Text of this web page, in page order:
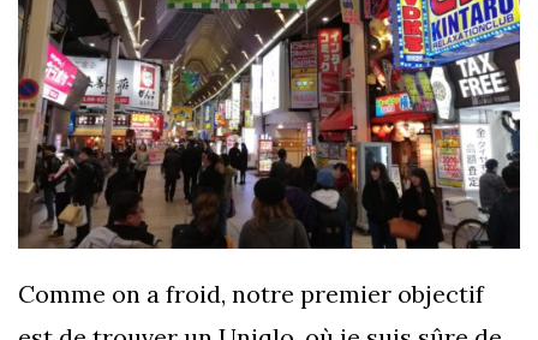
Comme on a froid, notre premier objectif